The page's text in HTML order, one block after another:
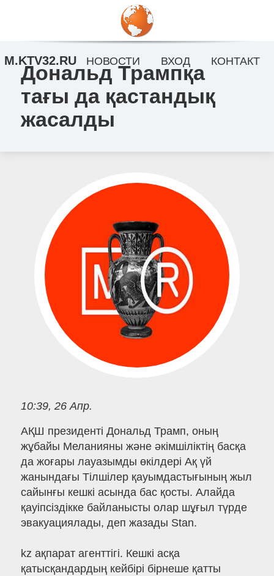
Дональд Трампқа
тағы да қастандық
жасалды
10:39, 26 Апр.
АҚШ президенті Дональд Трамп, оның
жұбайы Меланияны және әкімшіліктің басқа
да жоғары лауазымды өкілдері Ақ үй
жанындағы Тілшілер қауымдастығының жыл
сайынғы кешкі асында бас қосты. Алайда
қауіпсіздікке байланысты олар шұғыл түрде
эвакуациялады, деп жазады Stan.
kz ақпарат агенттігі. Кешкі асқа
қатысқандардың кейбірі бірнеше қатты
M.KTV32.RU НОВОСТИ ВХОД КОНТАКТ